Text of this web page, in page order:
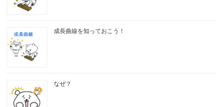
成長曲線を知っておこう！
なぜ？